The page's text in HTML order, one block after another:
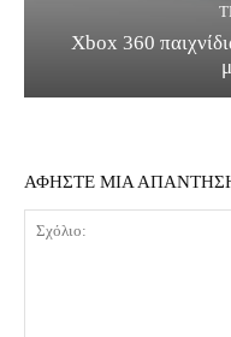
Xbox 360
ΑΦΗΣΤΕ ΜΙΑ